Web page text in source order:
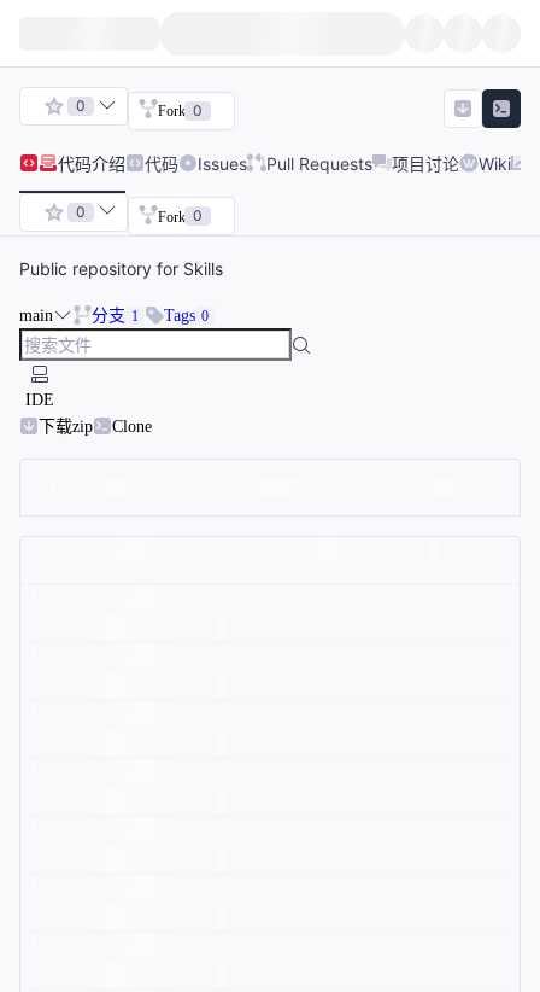
0 Fork 0
代码介绍 代码 Issues Pull Requests 项目讨论 Wiki
0 Fork 0
Public repository for Skills
main 分支 1 Tags 0
IDE
下载zip
Clone